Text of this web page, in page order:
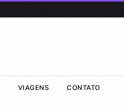
VIAGENS CONTATO